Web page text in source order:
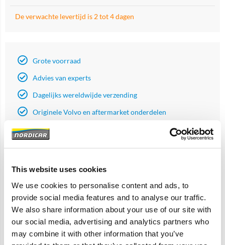
This website uses cookies
We use cookies to personalise content and ads, to
provide social media features and to analyse our traffic.
We also share information about your use of our site with
our social media, advertising and analytics partners who
may combine it with other information that you’ve
De verwachte levertijd is 2 tot 4 dagen
Grote voorraad
Advies van experts
Dagelijks wereldwijde verzending
Originele Volvo en aftermarket onderdelen
S/V40 (-04)
Specificaties